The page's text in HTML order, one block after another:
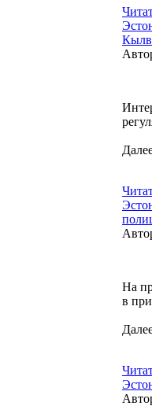
На
в